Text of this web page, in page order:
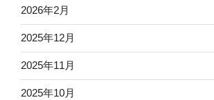
2026年2月
2025年12月
2025年11月
2025年10月